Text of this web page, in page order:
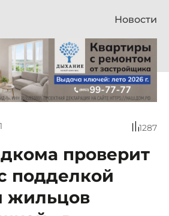
Новости
1287
проверит
подделкой
жильцов